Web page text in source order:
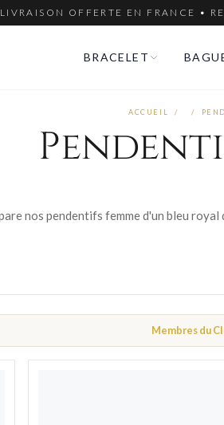
LIVRAISON OFFERTE EN FRANCE •
BRACELET
ACCUEIL / /
Membres du